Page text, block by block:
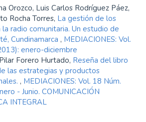
Orozco, Luis Carlos Rodríguez Páez,
Rocha Torres, La gestión de los
radio comunitaria. Un estudio de
Cundinamarca , MEDIACIONES: Vol.
enero-diciembre
Forero Hurtado, Reseña del libro
las estrategias y productos
, MEDIACIONES: Vol. 18 Núm.
- Junio. COMUNICACIÓN
INTEGRAL